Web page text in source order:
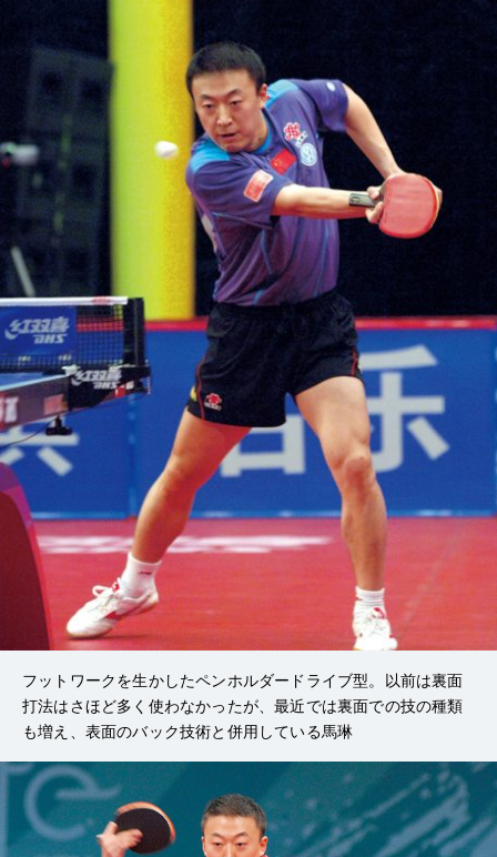
フットワークを生かしたペンホルダードライブ型。以前は裏面
打法はさほど多く使わなかったが、最近では裏面での技の種類
も増え、表面のバック技術と併用している馬琳